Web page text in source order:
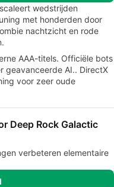
wedstrijden
met honderden door
nachtzicht en rode
AAA-titels. Officiële bots
geavanceerde AI.. DirectX
voor zeer oude
Deep Rock Galactic
verbeteren elementaire